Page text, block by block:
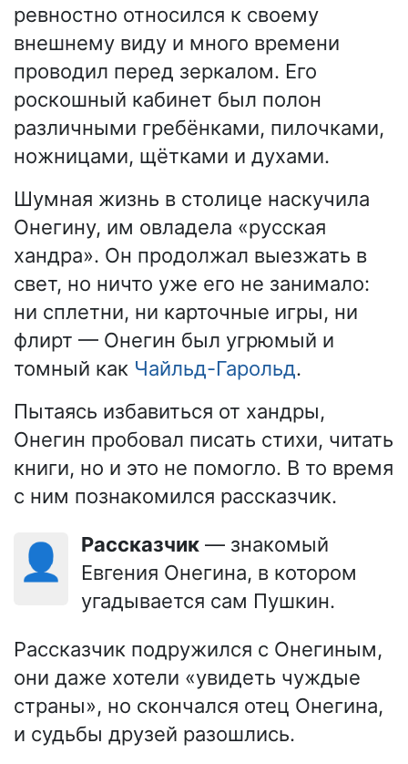
ревностно относился к своему
внешнему виду и много времени
проводил перед зеркалом. Его
роскошный кабинет был полон
различными гребёнками, пилочками,
ножницами, щётками и духами.
Шумная жизнь в столице наскучила
Онегину, им овладела «русская
хандра». Он продолжал выезжать в
свет, но ничто уже его не занимало:
ни сплетни, ни карточные игры, ни
флирт — Онегин был угрюмый и
томный как Чайльд-Гарольд.
Пытаясь избавиться от хандры,
Онегин пробовал писать стихи, читать
книги, но и это не помогло. В то время
с ним познакомился рассказчик.
👤 Рассказчик — знакомый
Евгения Онегина, в котором
угадывается сам Пушкин.
Рассказчик подружился с Онегиным,
они даже хотели «увидеть чуждые
страны», но скончался отец Онегина,
и судьбы друзей разошлись.